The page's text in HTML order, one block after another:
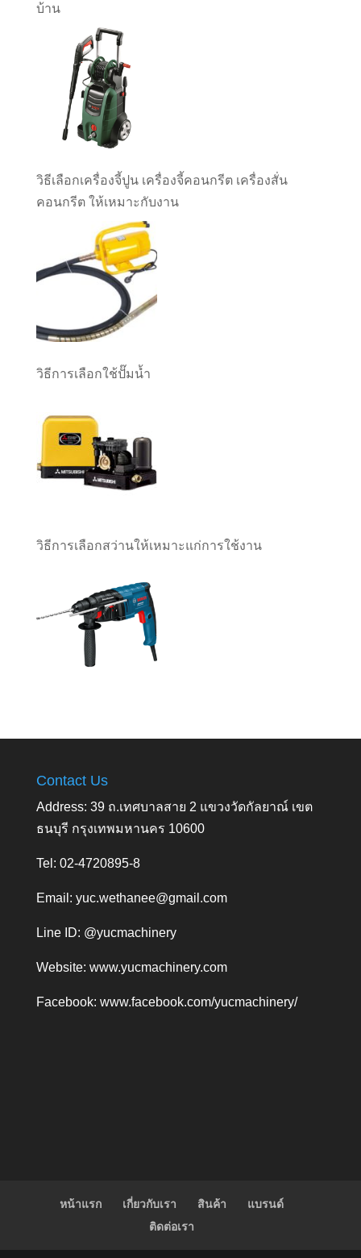
บ้าน
วิธีเลือกเครื่องจี้ปูน เครื่องจี้คอนกรีต เครื่องสั่น
คอนกรีต ให้เหมาะกับงาน
วิธีการเลือกใช้ปั๊มน้ำ
วิธีการเลือกสว่านให้เหมาะแก่การใช้งาน
Contact Us
Address: 39 ถ.เทศบาลสาย 2 แขวงวัดกัลยาณ์ เขต
ธนบุรี กรุงเทพมหานคร 10600
Tel: 02-4720895-8
Email: yuc.wethanee@gmail.com
Line ID: @yucmachinery
Website: www.yucmachinery.com
Facebook: www.facebook.com/yucmachinery/
หน้าแรก เกี่ยวกับเรา สินค้า
แบรนด์
ติดต่อเรา